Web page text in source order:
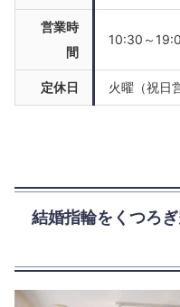
営業時
間
10:30～
定休日 火曜（祝日
結婚指輪をくつろ